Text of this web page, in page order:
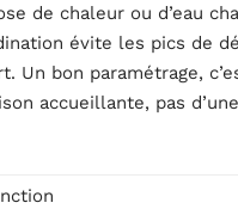
de chaleur ou d’eau
évite les pics de
Un bon paramétrage,
accueillante, pas